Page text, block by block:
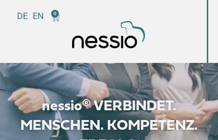
EN
DE 0
nessio® VERBINDET.
MENSCHEN. KOMPETENZ.